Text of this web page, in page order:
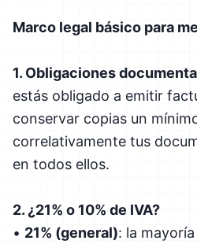
Marco legal básico para
1. Obligaciones
estás obligado a emitir
conservar copias un
correlativamente tus
en todos ellos.
2. ¿21% o 10% de IVA?
• 21% (general): la